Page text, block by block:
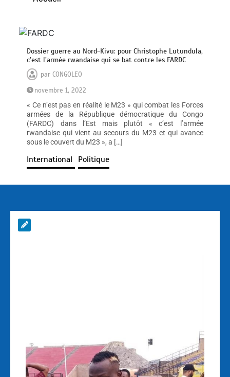
Dossier guerre au Nord-Kivu: pour Christophe Lutundula,
c’est l’armée rwandaise qui se bat contre les FARDC
parCONGOLEO
novembre 1, 2022
« Ce n’est pas en réalité le M23 » qui combat les Forces
armées de la République démocratique du Congo
(FARDC) dans l’Est mais plutôt « c’est l’armée
rwandaise qui vient au secours du M23 et qui avance
sous le couvert du M23 », a […]
International Politique